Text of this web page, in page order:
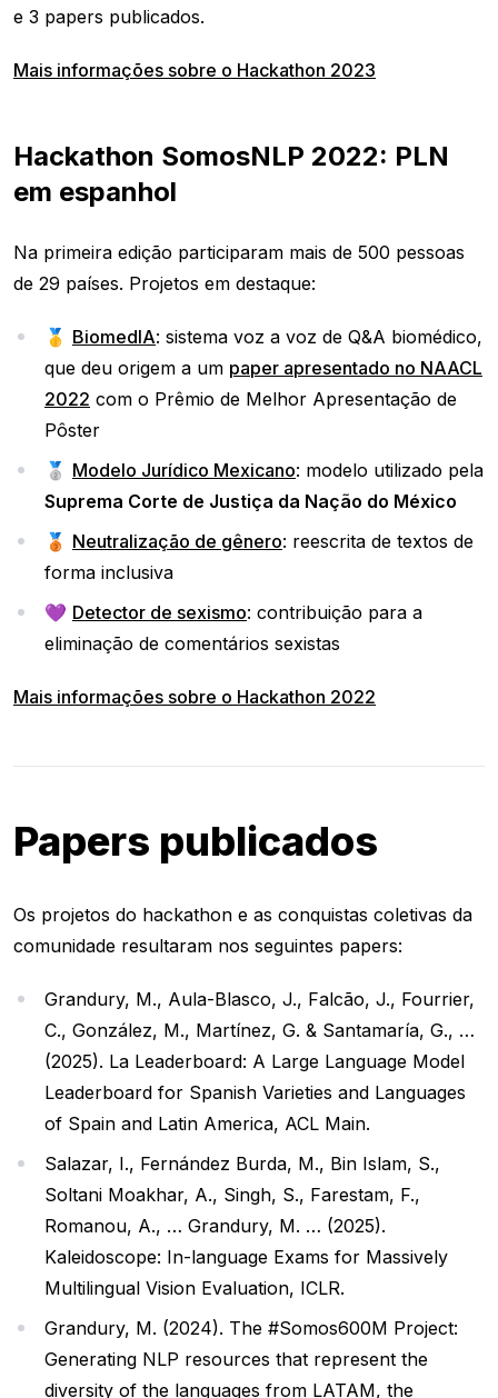
e 3 papers publicados.
Mais informações sobre o Hackathon 2023
Hackathon SomosNLP 2022: PLN
em espanhol
Na primeira edição participaram mais de 500 pessoas
de 29 países. Projetos em destaque:
🥇 BiomedIA: sistema voz a voz de Q&A biomédico,
que deu origem a um paper apresentado no NAACL
2022 com o Prêmio de Melhor Apresentação de
Pôster
🥈 Modelo Jurídico Mexicano: modelo utilizado pela
Suprema Corte de Justiça da Nação do México
🥉 Neutralização de gênero: reescrita de textos de
forma inclusiva
💜 Detector de sexismo: contribuição para a
eliminação de comentários sexistas
Mais informações sobre o Hackathon 2022
Papers publicados
Os projetos do hackathon e as conquistas coletivas da
comunidade resultaram nos seguintes papers:
Grandury, M., Aula-Blasco, J., Falcão, J., Fourrier,
C., González, M., Martínez, G. & Santamaría, G., …
(2025). La Leaderboard: A Large Language Model
Leaderboard for Spanish Varieties and Languages
of Spain and Latin America, ACL Main.
Salazar, I., Fernández Burda, M., Bin Islam, S.,
Soltani Moakhar, A., Singh, S., Farestam, F.,
Romanou, A., … Grandury, M. … (2025).
Kaleidoscope: In-language Exams for Massively
Multilingual Vision Evaluation, ICLR.
Grandury, M. (2024). The #Somos600M Project:
Generating NLP resources that represent the
diversity of the languages from LATAM, the